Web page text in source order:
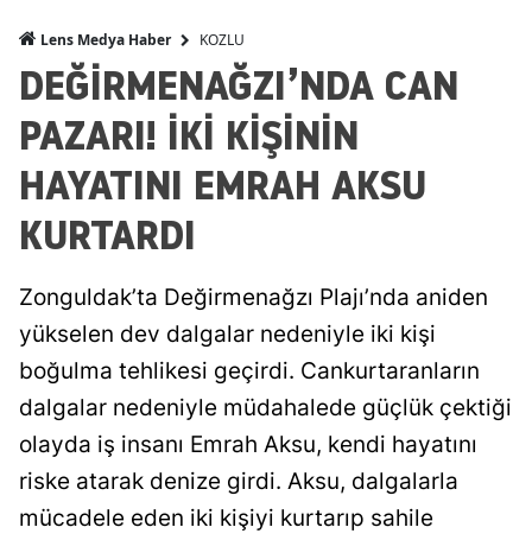
Lens Medya Haber KOZLU
DEĞİRMENAĞZI’NDA CAN
PAZARI! İKİ KİŞİNİN
HAYATINI EMRAH AKSU
KURTARDI
Zonguldak’ta Değirmenağzı Plajı’nda aniden
yükselen dev dalgalar nedeniyle iki kişi
boğulma tehlikesi geçirdi. Cankurtaranların
dalgalar nedeniyle müdahalede güçlük çektiği
olayda iş insanı Emrah Aksu, kendi hayatını
riske atarak denize girdi. Aksu, dalgalarla
mücadele eden iki kişiyi kurtarıp sahile